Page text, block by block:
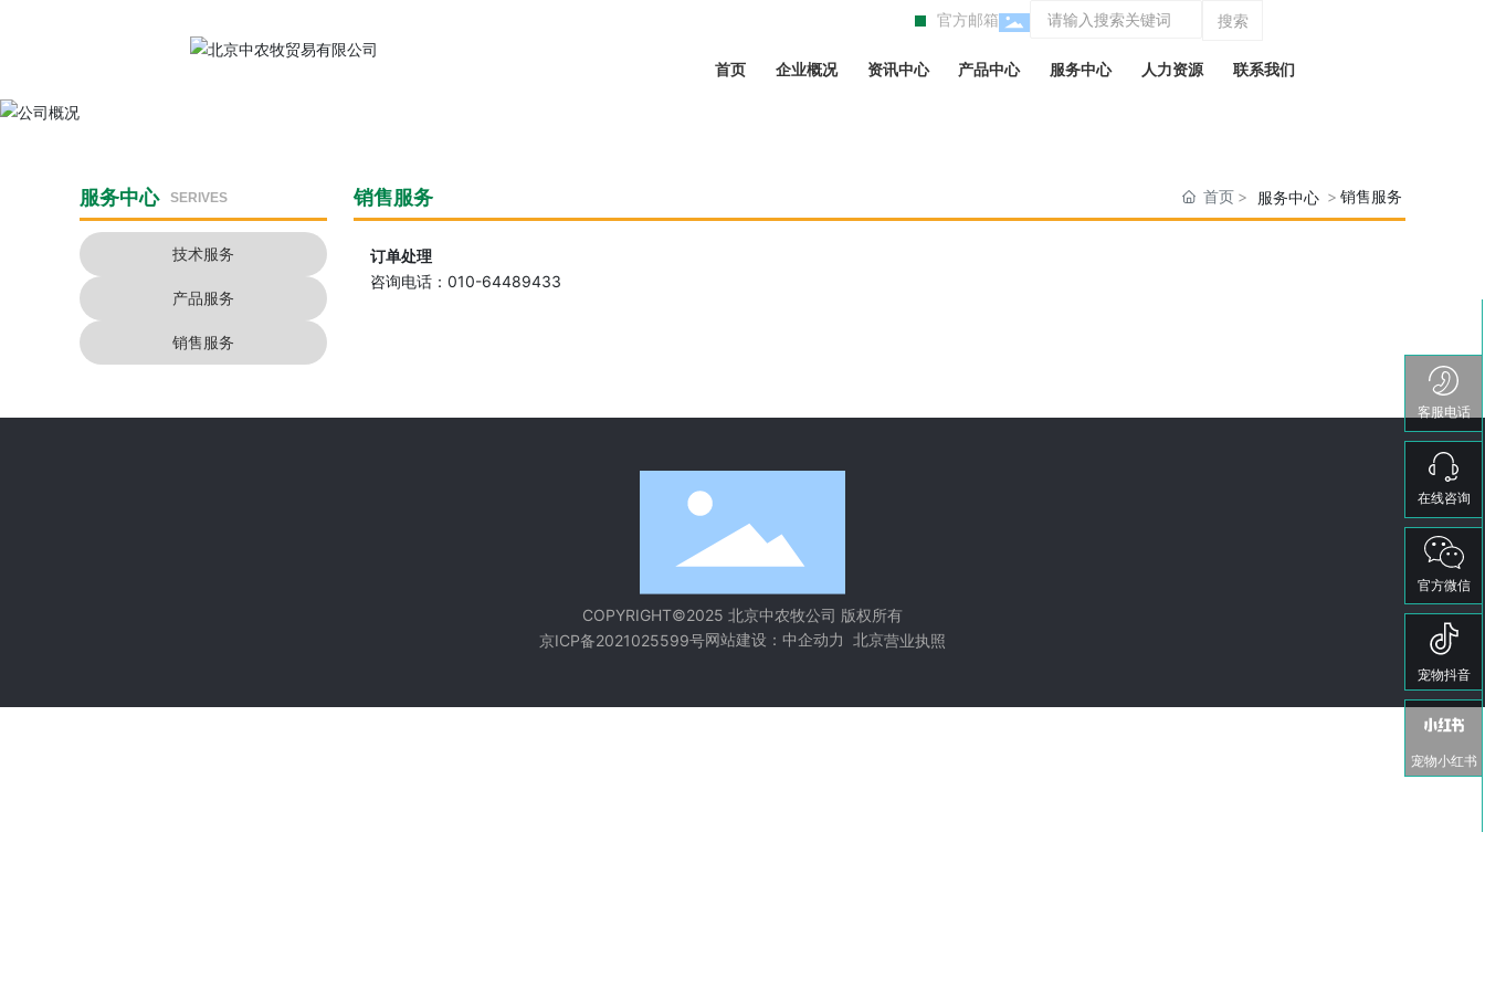
官方邮箱 搜索
首页 企业概况 资讯中心 产品中心 服务中心 人力资源 联系我们
服务中心 SERIVES
技术服务
产品服务
销售服务
销售服务 首页 服务中心 销售服务
订单处理
咨询电话：010-64489433
客服电话
在线咨询
官方微信
宠物抖音
宠物小红书
COPYRIGHT©2025 北京中农牧公司 版权所有
京ICP备2021025599号网站建设： 中企动力 北京营业执照